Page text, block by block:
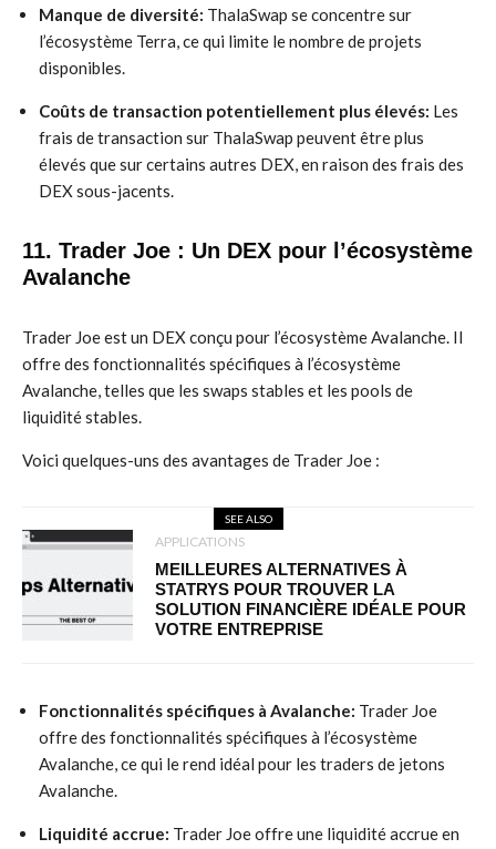
Manque de diversité: ThalaSwap se concentre sur
l’écosystème Terra, ce qui limite le nombre de projets
disponibles.
Coûts de transaction potentiellement plus élevés: Les
frais de transaction sur ThalaSwap peuvent être plus
élevés que sur certains autres DEX, en raison des frais des
DEX sous-jacents.
11. Trader Joe : Un DEX pour l’écosystème
Avalanche
Trader Joe est un DEX conçu pour l’écosystème Avalanche. Il
offre des fonctionnalités spécifiques à l’écosystème
Avalanche, telles que les swaps stables et les pools de
liquidité stables.
Voici quelques-uns des avantages de Trader Joe :
SEE ALSO
APPLICATIONS
MEILLEURES ALTERNATIVES À
STATRYS POUR TROUVER LA
SOLUTION FINANCIÈRE IDÉALE POUR
VOTRE ENTREPRISE
Fonctionnalités spécifiques à Avalanche: Trader Joe
offre des fonctionnalités spécifiques à l’écosystème
Avalanche, ce qui le rend idéal pour les traders de jetons
Avalanche.
Liquidité accrue: Trader Joe offre une liquidité accrue en